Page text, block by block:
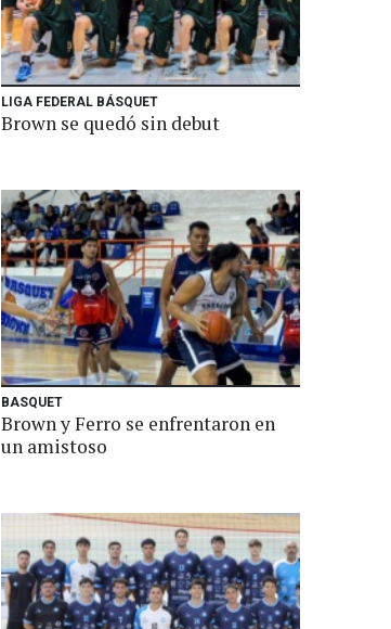
LIGA FEDERAL BÁSQUET
Brown se quedó sin debut
BASQUET
Brown y Ferro se enfrentaron en
un amistoso